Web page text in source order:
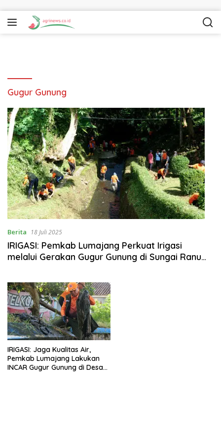
Gugur Gunung
Berita 18 Juli 2025
IRIGASI: Pemkab Lumajang Perkuat Irigasi
melalui Gerakan Gugur Gunung di Sungai Ranu
IRIGASI: Jaga Kualitas Air,
Pemkab Lumajang Lakukan
INCAR Gugur Gunung di Desa